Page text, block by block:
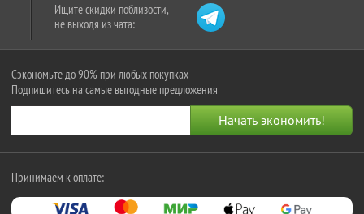
Ищите скидки поблизости,
не выходя из чата:
Сэкономьте до 90% при любых покупках
Подпишитесь на самые выгодные предложения
Принимаем к оплате: